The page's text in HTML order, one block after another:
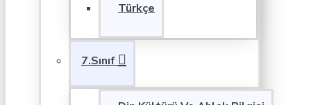
Türkçe
7.Sınıf